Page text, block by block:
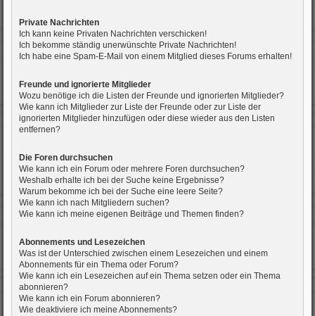
Private Nachrichten
Ich kann keine Privaten Nachrichten verschicken!
Ich bekomme ständig unerwünschte Private Nachrichten!
Ich habe eine Spam-E-Mail von einem Mitglied dieses Forums erhalten!
Freunde und ignorierte Mitglieder
Wozu benötige ich die Listen der Freunde und ignorierten Mitglieder?
Wie kann ich Mitglieder zur Liste der Freunde oder zur Liste der
ignorierten Mitglieder hinzufügen oder diese wieder aus den Listen
entfernen?
Die Foren durchsuchen
Wie kann ich ein Forum oder mehrere Foren durchsuchen?
Weshalb erhalte ich bei der Suche keine Ergebnisse?
Warum bekomme ich bei der Suche eine leere Seite?
Wie kann ich nach Mitgliedern suchen?
Wie kann ich meine eigenen Beiträge und Themen finden?
Abonnements und Lesezeichen
Was ist der Unterschied zwischen einem Lesezeichen und einem
Abonnements für ein Thema oder Forum?
Wie kann ich ein Lesezeichen auf ein Thema setzen oder ein Thema
abonnieren?
Wie kann ich ein Forum abonnieren?
Wie deaktiviere ich meine Abonnements?